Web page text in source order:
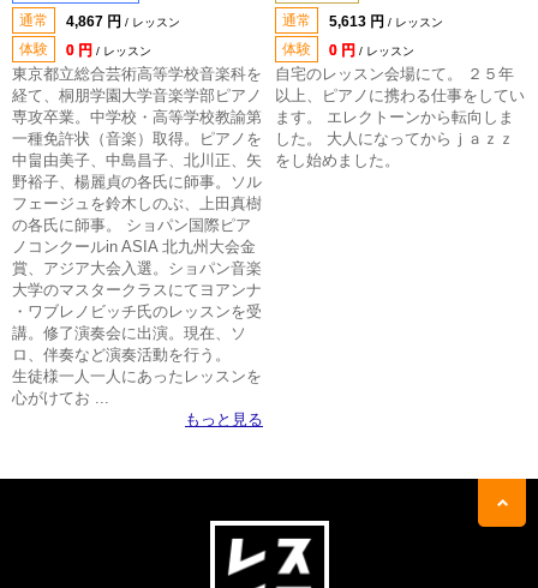
通常
4,867 円 / レッスン
体験 0 円 / レッスン
東京都立総合芸術高等学校音楽科を
経て、桐朋学園大学音楽学部ピアノ
専攻卒業。中学校・高等学校教諭第
一種免許状（音楽）取得。ピアノを
中畠由美子、中島昌子、北川正、矢
野裕子、楊麗貞の各氏に師事。ソル
フェージュを鈴木しのぶ、上田真樹
の各氏に師事。 ショパン国際ピア
ノコンクールin ASIA 北九州大会金
賞、アジア大会入選。ショパン音楽
大学のマスタークラスにてヨアンナ
・ワブレノビッチ氏のレッスンを受
講。修了演奏会に出演。現在、ソ
ロ、伴奏など演奏活動を行う。
生徒様一人一人にあったレッスンを
心がけてお ...
もっと見る
通常
5,613 円 / レッスン
体験 0 円 / レッスン
自宅のレッスン会場にて。 ２５年
以上、ピアノに携わる仕事をしてい
ます。 エレクトーンから転向しま
した。 大人になってからｊａｚｚ
をし始めました。